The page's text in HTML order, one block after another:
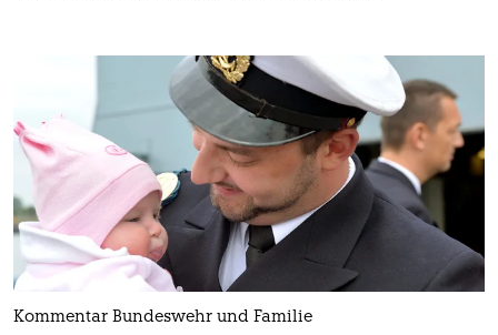
Kommentar Bundeswehr und Familie